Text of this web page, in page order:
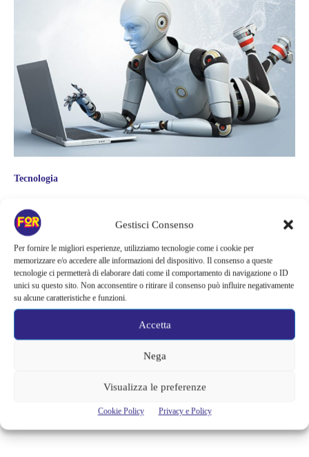
Gestisci Consenso
Per fornire le migliori esperienze, utilizziamo tecnologie come i cookie per
memorizzare e/o accedere alle informazioni del dispositivo. Il consenso a queste
tecnologie ci permetterà di elaborare dati come il comportamento di navigazione o ID
unici su questo sito. Non acconsentire o ritirare il consenso può influire negativamente
su alcune caratteristiche e funzioni.
Accetta
Nega
Visualizza le preferenze
Cookie Policy Privacy e Policy
Tecnologia
FACEBOOK HA FATTO
DIALOGARE DUE BOT E LORO
HANNO INIZIATO A PARLARE UNA
NUOVA LINGUA
INCOMPRENSIBILE DALL’UOMO
Ci sono due Bot che comunicano in piena autonomia e il primo Bot
dice all’altro: «I can can I I everything else» e il secondo Bot risponde:
«Balls have zero to me to me to me to me to me to me to me to me to».